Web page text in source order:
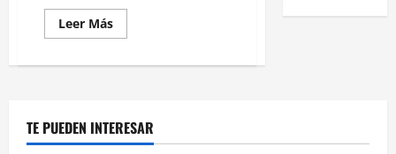
Leer Más
TE PUEDEN INTERESAR